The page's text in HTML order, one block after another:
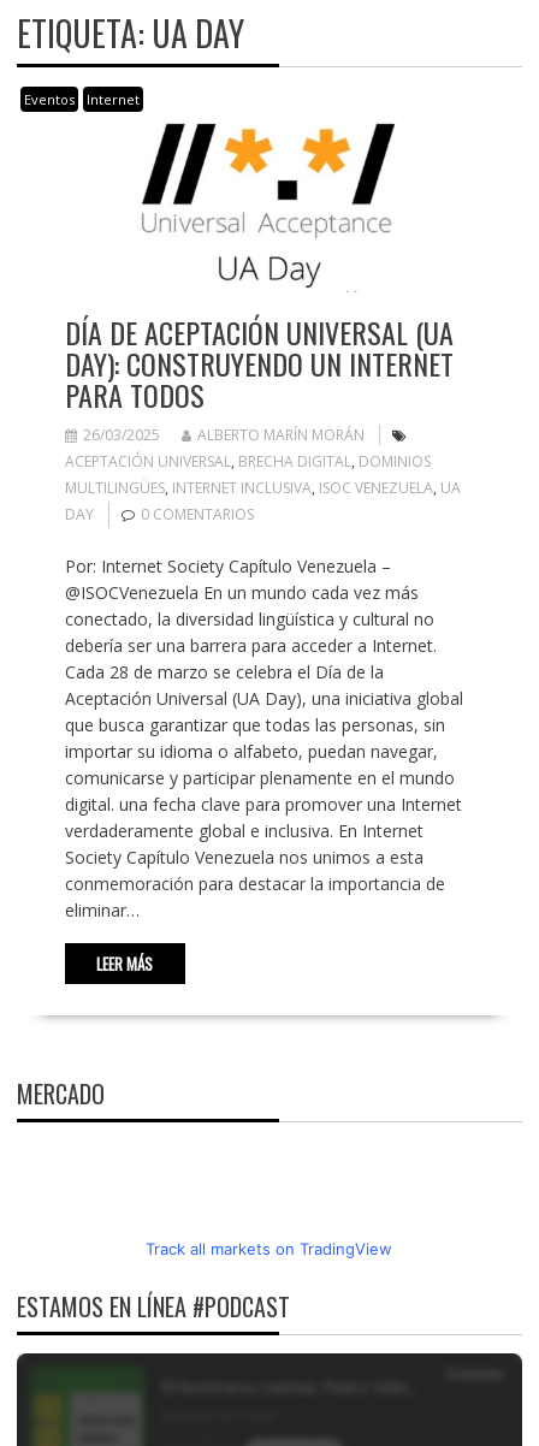
ETIQUETA: UA DAY
Eventos Internet
DÍA DE ACEPTACIÓN UNIVERSAL (UA
DAY): CONSTRUYENDO UN INTERNET
PARA TODOS
26/03/2025
ALBERTO MARÍN MORÁN
ACEPTACIÓN UNIVERSAL, BRECHA DIGITAL, DOMINIOS
MULTILINGÜES, INTERNET INCLUSIVA, ISOC VENEZUELA, UA
DAY
0 COMENTARIOS
Por: Internet Society Capítulo Venezuela –
@ISOCVenezuela En un mundo cada vez más
conectado, la diversidad lingüística y cultural no
debería ser una barrera para acceder a Internet.
Cada 28 de marzo se celebra el Día de la
Aceptación Universal (UA Day), una iniciativa global
que busca garantizar que todas las personas, sin
importar su idioma o alfabeto, puedan navegar,
comunicarse y participar plenamente en el mundo
digital. una fecha clave para promover una Internet
verdaderamente global e inclusiva. En Internet
Society Capítulo Venezuela nos unimos a esta
conmemoración para destacar la importancia de
eliminar…
LEER MÁS
MERCADO
Track all markets on TradingView
ESTAMOS EN LÍNEA #PODCAST